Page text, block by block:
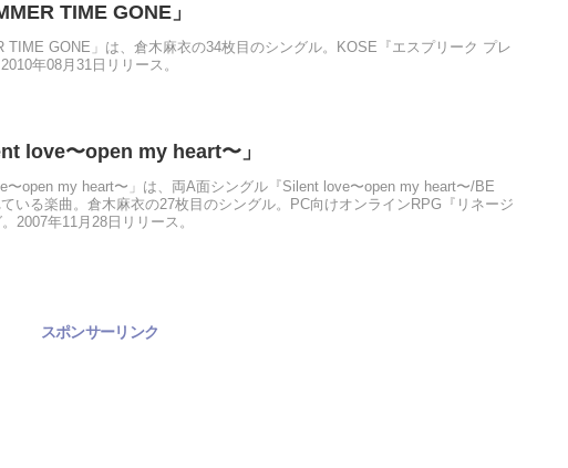
TIME GONE」
TIME GONE」は、倉木麻衣の34枚目のシングル。KOSE『エスプリーク プレ
年08月31日リリース。
love〜open my heart〜」
〜open my heart〜」は、両A面シングル『Silent love〜open my heart〜/BE
いる楽曲。倉木麻衣の27枚目のシングル。PC向けオンラインRPG『リネージ
2007年11月28日リリース。
スポンサーリンク